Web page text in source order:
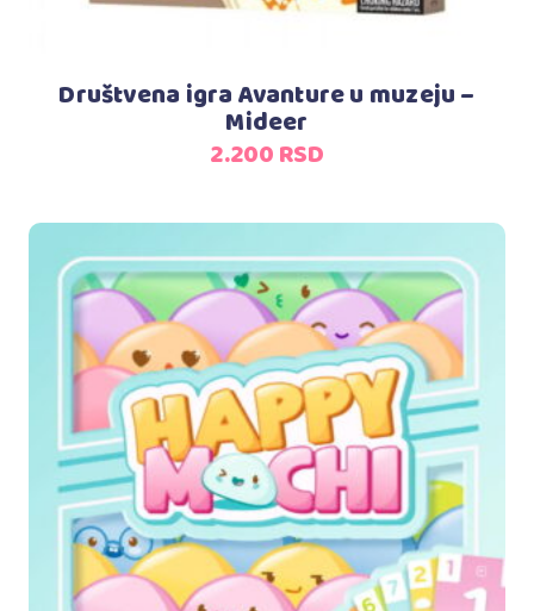
Društvena igra Avanture u muzeju –
Mideer
2.200RSD
Dodaj u korpu